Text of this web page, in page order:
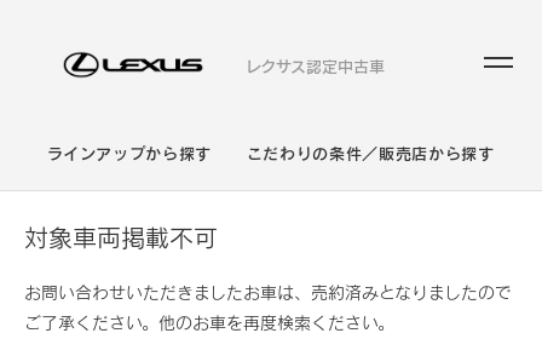
レクサス認定中古車
ラインアップから探す こだわりの条件／販売店から探す
対象車両掲載不可
お問い合わせいただきましたお車は、売約済みとなりましたので
ご了承ください。他のお車を再度検索ください。